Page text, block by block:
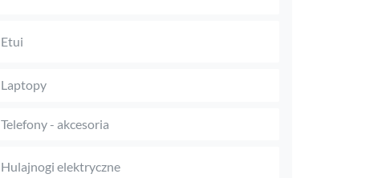
Etui
Laptopy
Telefony - akcesoria
Hulajnogi elektryczne